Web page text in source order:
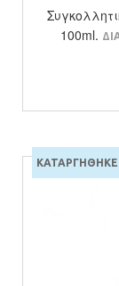
100ml.
ΚΑΤΑΡΓΗΘΗΚΕ